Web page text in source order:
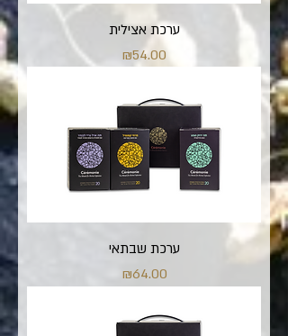
ערכת אצילית
מחיר
₪54.00
ערכת שבתאי
מחיר
₪64.00